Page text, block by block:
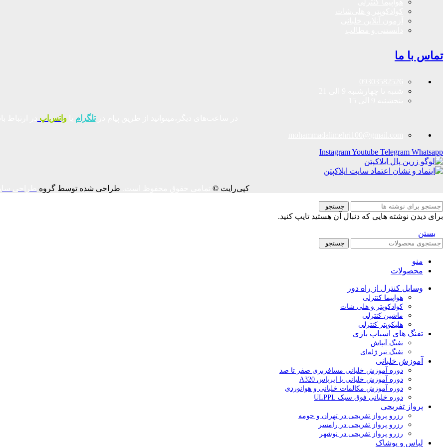
تماس با ما
در ساعت‌های دیگر،میتوانید از طریق پیام درتلگرام یاواتس‌اپ
InstagramYoutube Telegram Whatsapp
کپی‌رایت© طراحی شده توسط گروه
جستجو
برای دیدن نوشته هایی که دنبال آن هستید تایپ کنید.
بستن
جستجو
منو
محصولات
وسایل کنترل از راه دور
هواپیما کنترلی
کوادکوپتر و هلی شات
ماشین کنترلی
هلیکوپتر کنترلی
تفنگ های اسباب بازی
تفنگ آبپاش
تفنگ تیر ژله‌ای
آموزش خلبانی
دوره آموزش خلبانی مسافربری صفر تا صد
دوره آموزش خلبانی با ایرباس A320
دوره آموزش مکالمات خلبانی و هوانوردی
دوره خلبانی فوق سبک ULPPL
پرواز تفریحی
رزرو پرواز تفریحی در تهران و حومه
رزرو پرواز تفریحی در رامسر
رزرو پرواز تفریحی در نوشهر
لباس و پوشاک